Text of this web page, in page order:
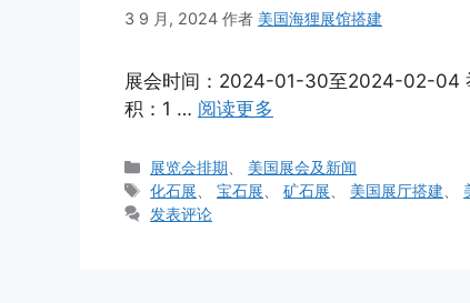
3 9 月, 2024 作者 美国海狸展馆搭建
展会时间：2024-01-30至2024-02-04
积：1 … 阅读更多
分
类
展览会排期
美国展会及新闻
标
签
化石展 、宝石展 、矿石展 美国展厅搭建
发表评论